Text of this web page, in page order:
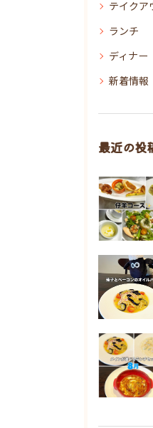
テイクア
ランチ
ディナー
新着情報
最近の投